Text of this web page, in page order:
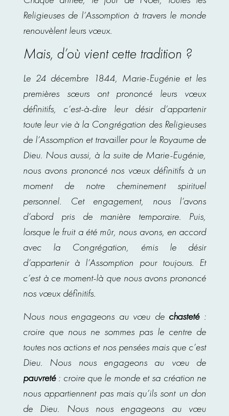
Religieuses de l’Assomption à travers le monde
renouvèlent leurs vœux.
Mais, d’où vient cette tradition ?
Le 24 décembre 1844, Marie-Eugénie et les
premières sœurs ont prononcé leurs vœux
définitifs, c’est-à-dire leur désir d’appartenir
toute leur vie à la Congrégation des Religieuses
de l’Assomption et travailler pour le Royaume de
Dieu. Nous aussi, à la suite de Marie-Eugénie,
nous avons prononcé nos vœux définitifs à un
moment de notre cheminement spirituel
personnel. Cet engagement, nous l’avons
d’abord pris de manière temporaire. Puis,
lorsque le fruit a été mûr, nous avons, en accord
avec la Congrégation, émis le désir
d’appartenir à l’Assomption pour toujours. Et
c’est à ce moment-là que nous avons prononcé
nos vœux définitifs.
Nous nous engageons au vœu de chasteté:
croire que nous ne sommes pas le centre de
toutes nos actions et nos pensées mais que c’est
Dieu. Nous nous engageons au vœu de
pauvreté: croire que le monde et sa création ne
nous appartiennent pas mais qu’ils sont un don
de Dieu. Nous nous engageons au vœu